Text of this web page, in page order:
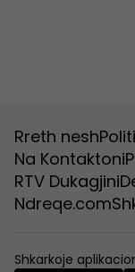
Rreth nesh
Na Kontaktoni
RTV Dukagjini
Ndreqe.com
Shkarkoje